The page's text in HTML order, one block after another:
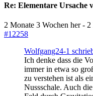
Re: Elementare Ursache
2 Monate 3 Wochen her- 2
#12258
Wolfgang24-1
Ich denke dass die
immer in etwa so
zu verstehen ist als
Nussschale. Auch